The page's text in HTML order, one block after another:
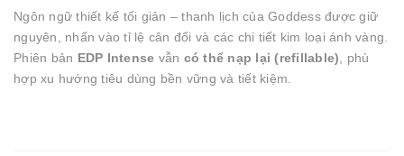
Ngôn ngữ thiết kế tối giản – thanh lịch của Goddess được giữ
nguyên, nhấn vào tỉ lệ cân đối và các chi tiết kim loại ánh vàng.
Phiên bản EDP Intense vẫn có thể nạp lại (refillable) , phù
hợp xu hướng tiêu dùng bền vững và tiết kiệm.